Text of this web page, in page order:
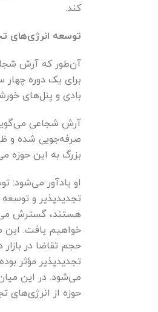
کند.
توسعه انرژی‌های
برای یک دوره
بادی و پنل‌های
صرفه‌جویی شده و
بزرگ به این حوزه
او یادآور می‌شود:
تجدیدپذیر و
هستند، گسترش
خواهیم یافت. این
حجم تقاضا در
تجدیدپذیر مؤثر
حوزه از انرژی‌های